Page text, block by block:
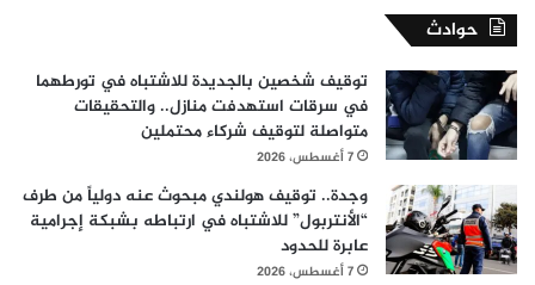
حوادث
توقيف شخصين بالجديدة للاشتباه في تورطهما
في سرقات استهدفت منازل.. والتحقيقات
متواصلة لتوقيف شركاء محتملين
7 أغسطس، 2026
وجدة.. توقيف هولندي مبحوث عنه دولياً من طرف
“الأنتربول” للاشتباه في ارتباطه بشبكة إجرامية
عابرة للحدود
7 أغسطس، 2026